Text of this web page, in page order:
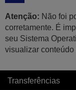
Atenção: Não foi
corretamente. É
seu Sistema
visualizar conteúdo
Transferências